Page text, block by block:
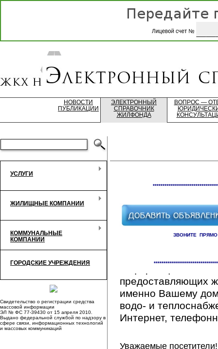
НОВОСТИ
ПУБЛИКАЦИИ
ЭЛЕКТРОННЫЙ
СПРАВОЧНИК
ЖИЛФОНДА
ВОПРОС —
УСЛУГИ
ЖИЛИЩНЫЕ КОМПАНИИ
КОММУНАЛЬНЫЕ
КОМПАНИИ
ГОРОДСКИЕ УЧРЕЖДЕНИЯ
Свидетельство о регистрации средства
массовой информации
ЭЛ № ФС 77-39430 от 15 апреля 2010.
Выдано федеральной службой по надзору в
сфере связи, информационных технологий
и массовых коммуникаций
ЗВОНИТЕ
предоставляющих
именно Вашему
водо- и
Интернет,
Уважаемые посетители!